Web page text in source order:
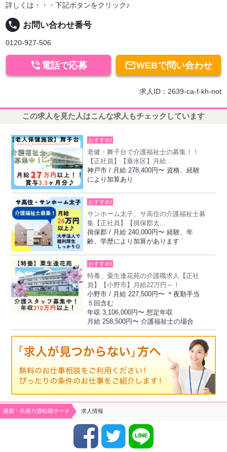
詳しくは・・・下記ボタンをクリック♪
local_phone お問い合わせ番号
0120-927-506
WEBで問い合わせ
 電話で応募
求人ID：2639-ca-f-kh-not
この求人を見た人はこんな求人もチェックしています
おすすめ!
老健・舞子台で介護福祉士の募集！！
【正社員】【垂水区】月給...
神戸市 / 月給 278,400円〜 資格、経験
により加算あり
おすすめ!
サンホーム太子、サ高住の介護福祉士募
集【正社員】【揖保郡太...
揖保郡 / 月給 240,000円〜 経験、年
齢、学歴により加算があります
おすすめ!
特養、粟生逢花苑の介護職求人【正社
員】【小野市】月給22万円～！
小野市 / 月給 227,500円〜 ＊夜勤手当
５回含む
年収 3,106,000円〜 想定年収
月給 258,500円〜 介護福祉士の場合
播磨・兵庫介護転職サーチ 求人情報